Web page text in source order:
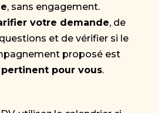
, sans engagement.
votre demande, de
et de vérifier si le
proposé est
pour vous.